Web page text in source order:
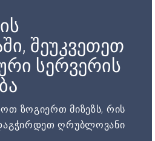
შეუკვეთეთ
სერვერის
ზოგიერთ მიზეზს, რის
ღრუბლოვანი